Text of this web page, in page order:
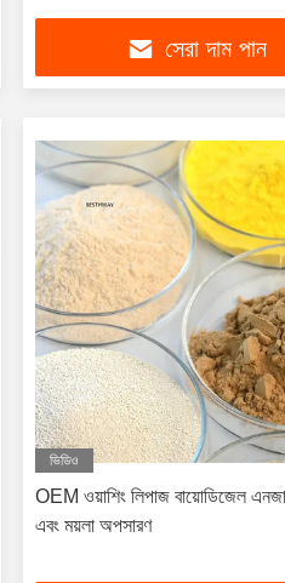
সেরা দাম পান
ভিডিও
OEM ওয়াশিং লিপাজ বায়োডিজেল
এবং ময়লা অপসারণ